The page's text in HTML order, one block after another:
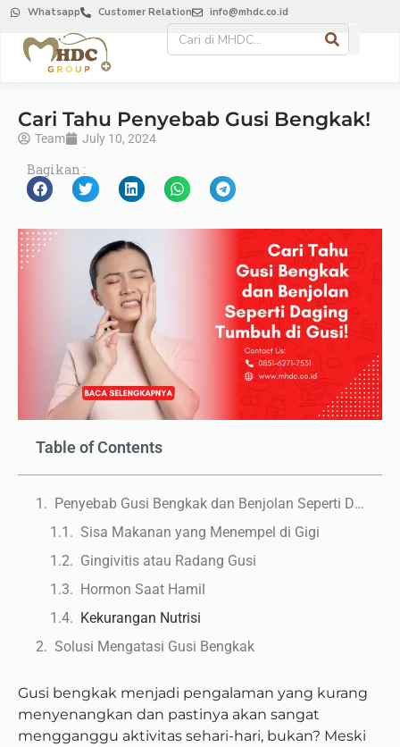
Whatsapp Customer Relation info@mhdc.co.id
Cari Tahu Penyebab Gusi Bengkak!
Team July 10, 2024
Bagikan :
Table of Contents
Penyebab Gusi Bengkak dan Benjolan Seperti Daging Tumbuh di Gusi
Sisa Makanan yang Menempel di Gigi
Gingivitis atau Radang Gusi
Hormon Saat Hamil
Kekurangan Nutrisi
Solusi Mengatasi Gusi Bengkak
Gusi bengkak menjadi pengalaman yang kurang
menyenangkan dan pastinya akan sangat
mengganggu aktivitas sehari-hari, bukan? Meski